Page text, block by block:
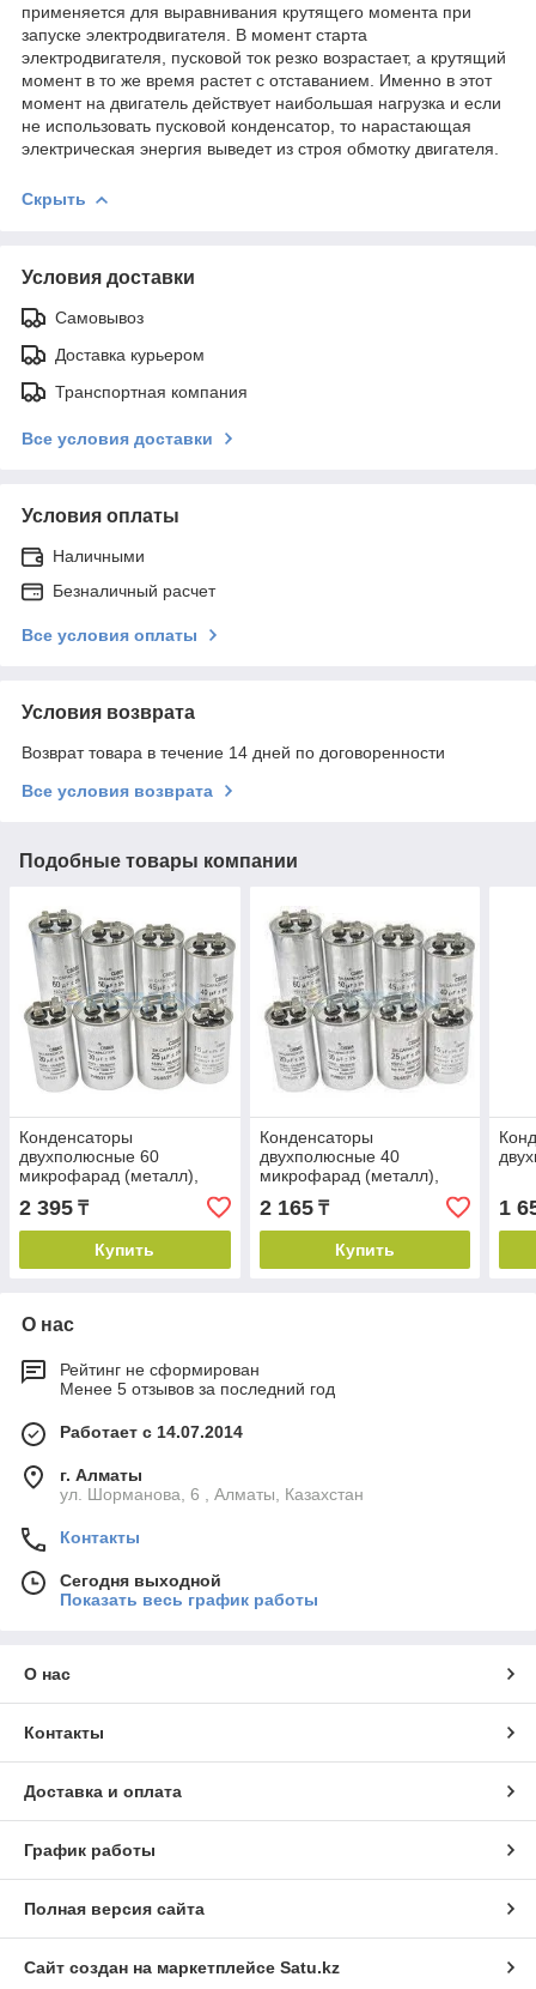
применяется для выравнивания крутящего момента при
запуске электродвигателя. В момент старта
электродвигателя, пусковой ток резко возрастает, а крутящий
момент в то же время растет с отставанием. Именно в этот
момент на двигатель действует наибольшая нагрузка и если
не использовать пусковой конденсатор, то нарастающая
электрическая энергия выведет из строя обмотку двигателя.
Скрыть
Условия доставки
Самовывоз
Доставка курьером
Транспортная компания
Все условия доставки
Условия оплаты
Наличными
Безналичный расчет
Все условия оплаты
Условия возврата
Возврат товара в течение 14 дней по договоренности
Все условия возврата
Подобные товары компании
Конденсаторы
двухполюсные 60
микрофарад (металл),
2 395 ₸
Купить
Конденсаторы
двухполюсные 40
микрофарад (металл),
2 165₸
Купить
1
О нас
Рейтинг не сформирован
Менее 5 отзывов за последний год
Работает с 14.07.2014
г. Алматы
ул. Шорманова, 6 , Алматы, Казахстан
Контакты
Сегодня выходной
Показать весь график работы
О нас
Контакты
Доставка и оплата
График работы
Полная версия сайта
Сайт создан на маркетплейсе Satu.kz